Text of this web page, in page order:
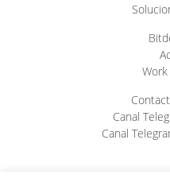
Canal
Canal